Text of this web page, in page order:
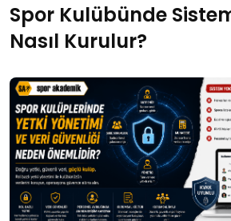
Spor Kulübünde
Nasıl Kurulur?